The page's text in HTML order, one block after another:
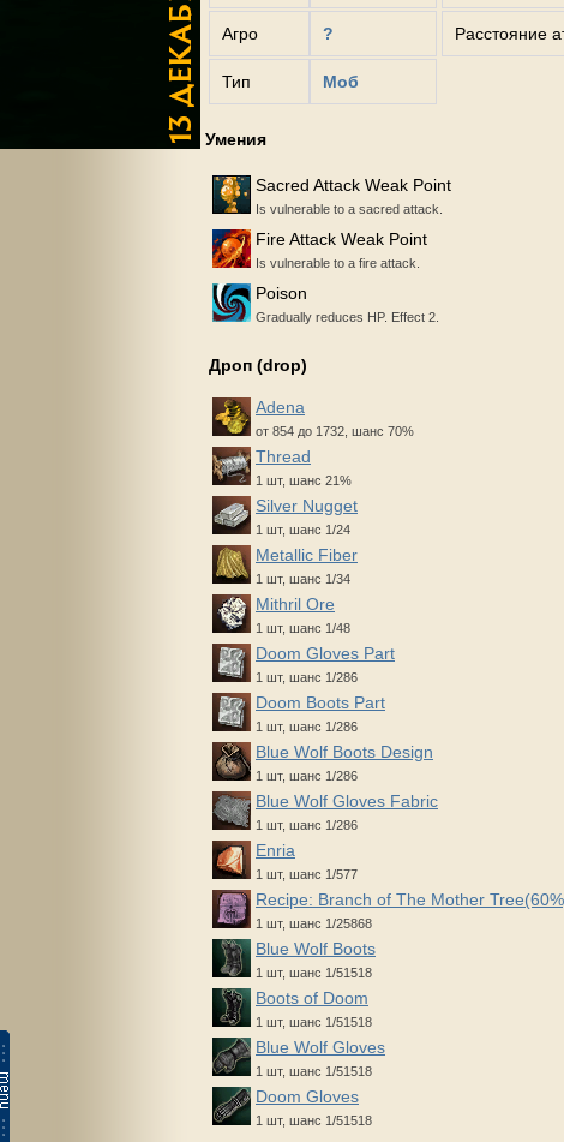
Агро ?
Тип Моб
Расстояние
Умения
Sacred Attack Weak Point
Is vulnerable to a sacred attack.
Fire Attack Weak Point
Is vulnerable to a fire attack.
Poison
Gradually reduces HP. Effect 2.
Дроп (drop)
Adena
от 854 до 1732, шанс 70%
Thread
1 шт, шанс 21%
Silver Nugget
1 шт, шанс 1/24
Metallic Fiber
1 шт, шанс 1/34
Mithril Ore
1 шт, шанс 1/48
Doom Gloves Part
1 шт, шанс 1/286
Doom Boots Part
1 шт, шанс 1/286
Blue Wolf Boots Design
1 шт, шанс 1/286
Blue Wolf Gloves Fabric
1 шт, шанс 1/286
Enria
1 шт, шанс 1/577
Recipe: Branch of The Mother
1 шт, шанс 1/25868
Blue Wolf Boots
1 шт, шанс 1/51518
Boots of Doom
1 шт, шанс 1/51518
Blue Wolf Gloves
1 шт, шанс 1/51518
Doom Gloves
1 шт, шанс 1/51518